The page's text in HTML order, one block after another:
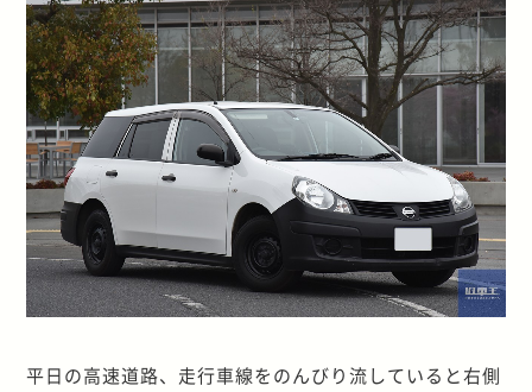
平日の高速道路、走行車線をのんびり流していると右側